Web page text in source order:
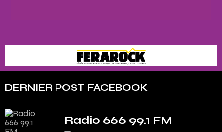
DERNIER POST FACEBOOK
Radio 666 99.1 FM